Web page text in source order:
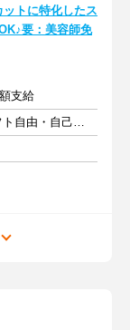
ットに特化したス
要：美容師免
支給
週1日以上 1日3時間以上 シフト自由・自己申告